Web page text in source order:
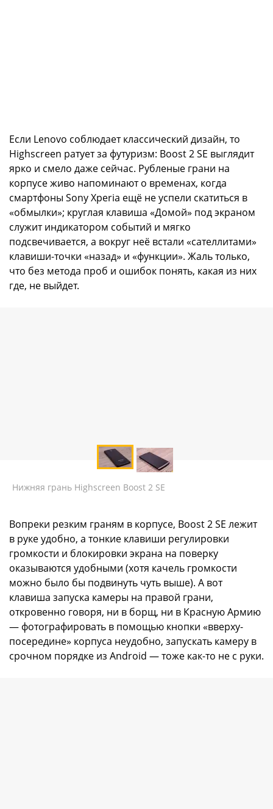
Если Lenovo соблюдает классический дизайн, то
Highscreen ратует за футуризм: Boost 2 SE выглядит
ярко и смело даже сейчас. Рубленые грани на
корпусе живо напоминают о временах, когда
смартфоны Sony Xperia ещё не успели скатиться в
«обмылки»; круглая клавиша «Домой» под экраном
служит индикатором событий и мягко
подсвечивается, а вокруг неё встали «сателлитами»
клавиши-точки «назад» и «функции». Жаль только,
что без метода проб и ошибок понять, какая из них
где, не выйдет.
Нижняя грань Highscreen Boost 2 SE
Вопреки резким граням в корпусе, Boost 2 SE лежит
в руке удобно, а тонкие клавиши регулировки
громкости и блокировки экрана на поверку
оказываются удобными (хотя качель громкости
можно было бы подвинуть чуть выше). А вот
клавиша запуска камеры на правой грани,
откровенно говоря, ни в борщ, ни в Красную Армию
— фотографировать в помощью кнопки «вверху-
посередине» корпуса неудобно, запускать камеру в
срочном порядке из Android — тоже как-то не с руки.